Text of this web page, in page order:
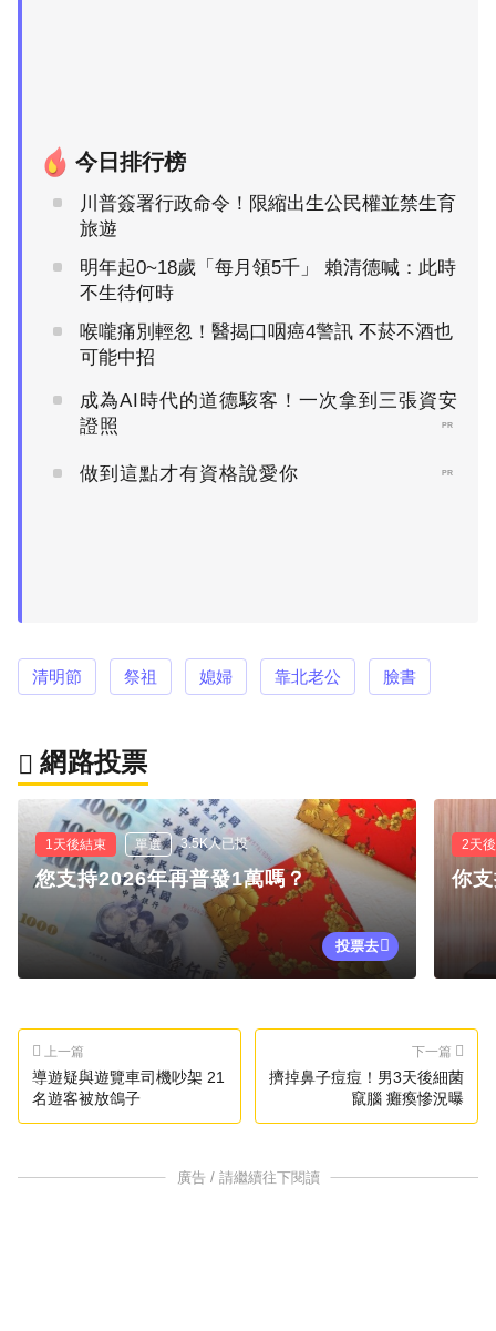
今日排行榜
川普簽署行政命令！限縮出生公民權並禁生育
旅遊
明年起0~18歲「每月領5千」 賴清德喊：此時
不生待何時
喉嚨痛別輕忽！醫揭口咽癌4警訊 不菸不酒也
可能中招
成為AI時代的道德駭客！一次拿到三張資安
證照
PR
做到這點才有資格說愛你 PR
清明節 祭祖 媳婦 靠北老公 臉書
網路投票
1天後結束 單選 3.5K人已投
您支持2026年再普發1萬嗎？
投票去
2天
你
上一篇
導遊疑與遊覽車司機吵架 21
名遊客被放鴿子
下一篇
擠掉鼻子痘痘！男3天後細菌
竄腦 癱瘓慘況曝
廣告 / 請繼續往下閱讀